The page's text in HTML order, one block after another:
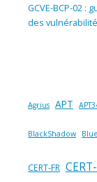
GCVE-BCP-02
des
Agrius APT
BlackShadow
CERT-FR